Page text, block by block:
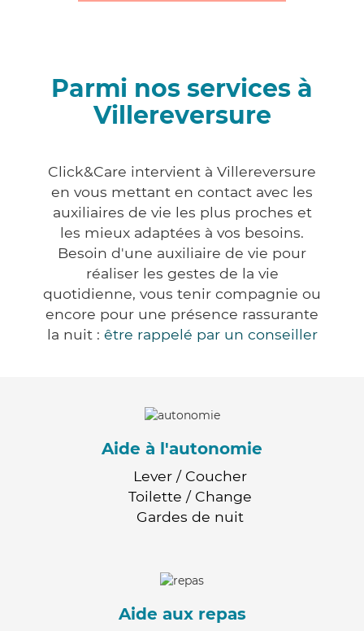
Parmi nos services à
Villereversure
Click&Care intervient à Villereversure
en vous mettant en contact avec les
auxiliaires de vie les plus proches et
les mieux adaptées à vos besoins.
Besoin d'une auxiliaire de vie pour
réaliser les gestes de la vie
quotidienne, vous tenir compagnie ou
encore pour une présence rassurante
la nuit : être rappelé par un conseiller
Aide à l'autonomie
Lever / Coucher
Toilette / Change
Gardes de nuit
Aide aux repas